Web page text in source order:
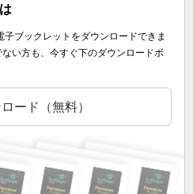
ブックレットをダウンロードできま
い方も、今すぐ下のダウンロードボ
ード（無料）